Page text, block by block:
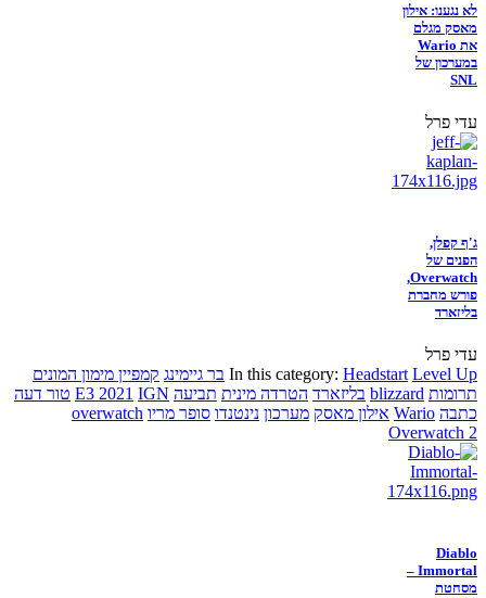
לא נגענו: אילון
מאסק מגלם
את Wario
במערכון של
SNL
עדי פרל
ג'ף קפלן,
הפנים של
Overwatch,
פורש מחברת
בליזארד
עדי פרל
In this category: Headstart Level Up בר גיימינג קמפיין מימון המונים
תרומות blizzard בליזארד הטרדה מינית תביעה E3 2021 IGN
טור דעה
כתבה Wario אילון מאסק מערכון נינטנדו סופר מריו overwatch
Overwatch 2
Diablo
Immortal –
מסחטת